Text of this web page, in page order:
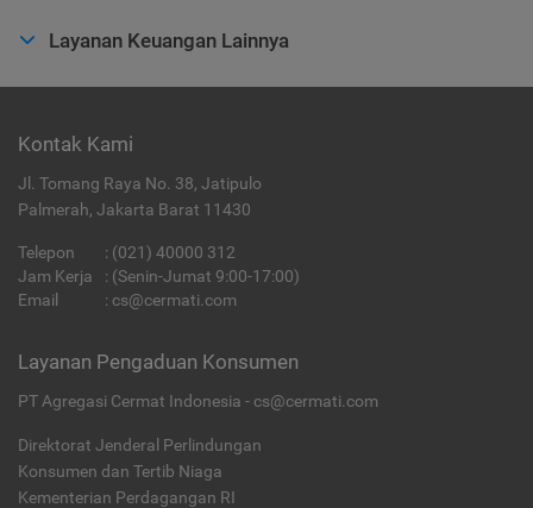
Layanan Keuangan Lainnya
Kontak Kami
Jl. Tomang Raya No. 38, Jatipulo
Palmerah, Jakarta Barat 11430
Telepon : (021) 40000 312
Jam Kerja
: (Senin-Jumat 9:00-17:00)
Email
: cs@cermati.com
Layanan Pengaduan Konsumen
PT Agregasi Cermat Indonesia - cs@cermati.com
Direktorat Jenderal Perlindungan
Konsumen dan Tertib Niaga
Kementerian Perdagangan RI